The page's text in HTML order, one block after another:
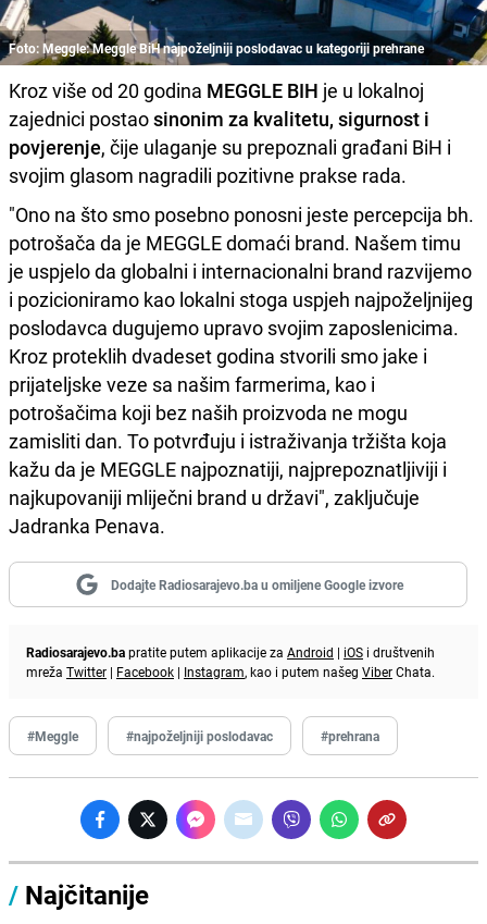
Foto: Meggle: Meggle BiH najpoželjniji poslodavac u kategoriji prehrane
Kroz više od 20 godina MEGGLE BIH je u lokalnoj
zajednici postaosinonim za kvalitetu, sigurnost i
povjerenje, čije ulaganje su prepoznali građani BiH i
svojim glasom nagradili pozitivne prakse rada.
"Ono na što smo posebno ponosni jeste percepcija bh.
potrošača da je MEGGLE domaći brand. Našem timu
je uspjelo da globalni i internacionalni brand razvijemo
i pozicioniramo kao lokalni stoga uspjeh najpoželjnijeg
poslodavca dugujemo upravo svojim zaposlenicima.
Kroz proteklih dvadeset godina stvorili smo jake i
prijateljske veze sa našim farmerima, kao i
potrošačima koji bez naših proizvoda ne mogu
zamisliti dan. To potvrđuju i istraživanja tržišta koja
kažu da je MEGGLE najpoznatiji, najprepoznatljiviji i
najkupovaniji mliječni brand u državi", zaključuje
Jadranka Penava.
Dodajte Radiosarajevo.ba u omiljene Google izvore
Radiosarajevo.bapratite putem aplikacije za Android | iOS i društvenih
mreža Twitter | Facebook | Instagram, kao i putem našeg ViberChata.
#Meggle #najpoželjniji poslodavac #prehrana
/ Najčitanije